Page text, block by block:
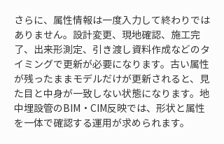
さらに、属性情報は一度入力して終わりでは
ありません。設計変更、現地確認、施工完
了、出来形測定、引き渡し資料作成などのタ
イミングで更新が必要になります。古い属性
が残ったままモデルだけが更新されると、見
た目と中身が一致しない状態になります。地
中埋設管のBIM・CIM反映では、形状と属性
を一体で確認する運用が求められます。